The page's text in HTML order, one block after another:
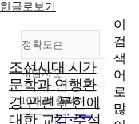
한글로보기
정확도순
정확도
순
인기도
내림차순
내림차순
10개씩 출력
조선시대 시가
문학과 연행환
경 관련 문헌에
대한 교감·주석
이
검
색
어
로
많